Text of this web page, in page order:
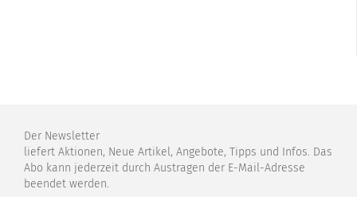
Der Newsletter
liefert Aktionen, Neue Artikel, Angebote, Tipps und Infos. Das
Abo kann jederzeit durch Austragen der E-Mail-Adresse
beendet werden.